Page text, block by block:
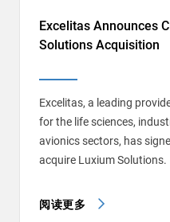
Excelitas Announces
Solutions Acquisition
Excelitas, a leading
for the life sciences,
avionics sectors, has
acquire Luxium Solutions.
阅读更多